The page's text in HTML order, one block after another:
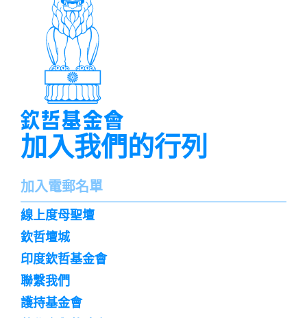
加入我們的行列
名
字
加入電郵名單
訌
閱
線上度母聖壇
欽哲壇城
印度欽哲基金會
聯繫我們
護持基金會